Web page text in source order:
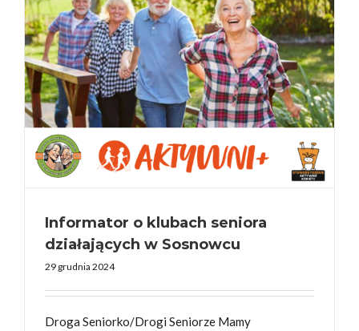
Informator o klubach seniora
działających w Sosnowcu
29 grudnia 2024
Droga Seniorko/Drogi Seniorze Mamy